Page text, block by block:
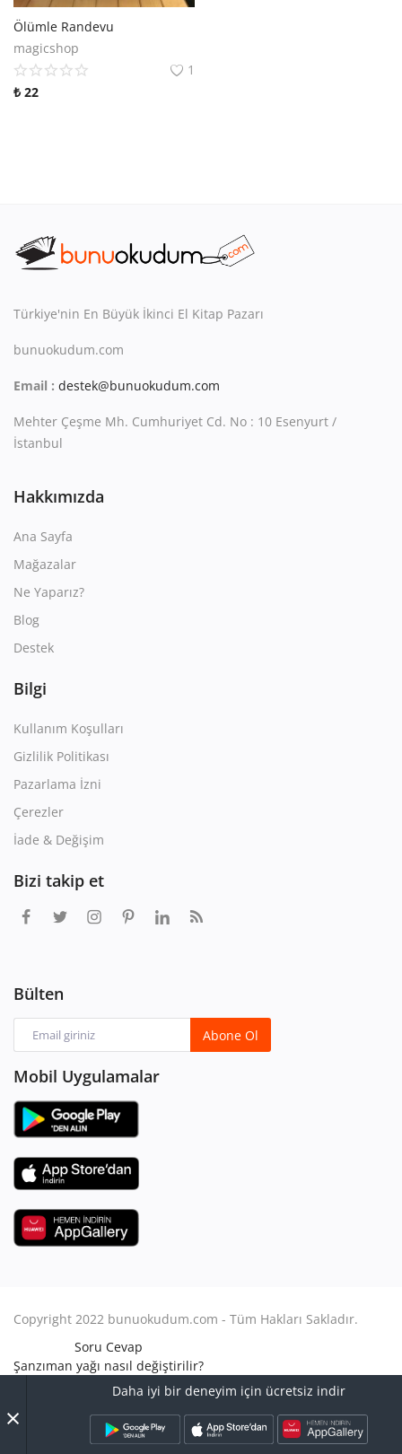
Daha iyi bir deneyim için ücretsiz indir
×
Ölümle Randevu
magicshop
1
₺ 22
Türkiye'nin En Büyük İkinci El Kitap Pazarı
bunuokudum.com
Email : destek@bunuokudum.com
Mehter Çeşme Mh. Cumhuriyet Cd. No : 10 Esenyurt /
İstanbul
Hakkımızda
Ana Sayfa
Mağazalar
Ne Yaparız?
Blog
Destek
Bilgi
Kullanım Koşulları
Gizlilik Politikası
Pazarlama İzni
Çerezler
İade & Değişim
Bizi takip et
Bülten
Abone Ol
Mobil Uygulamalar
Copyright 2022 bunuokudum.com - Tüm Hakları Sakladır.
Soru Cevap
Şanzıman yağı nasıl değiştirilir?
Aile Hukuku
Avukat Nasıl Olunur?
Turbo arızası nasıl anlaşılır?